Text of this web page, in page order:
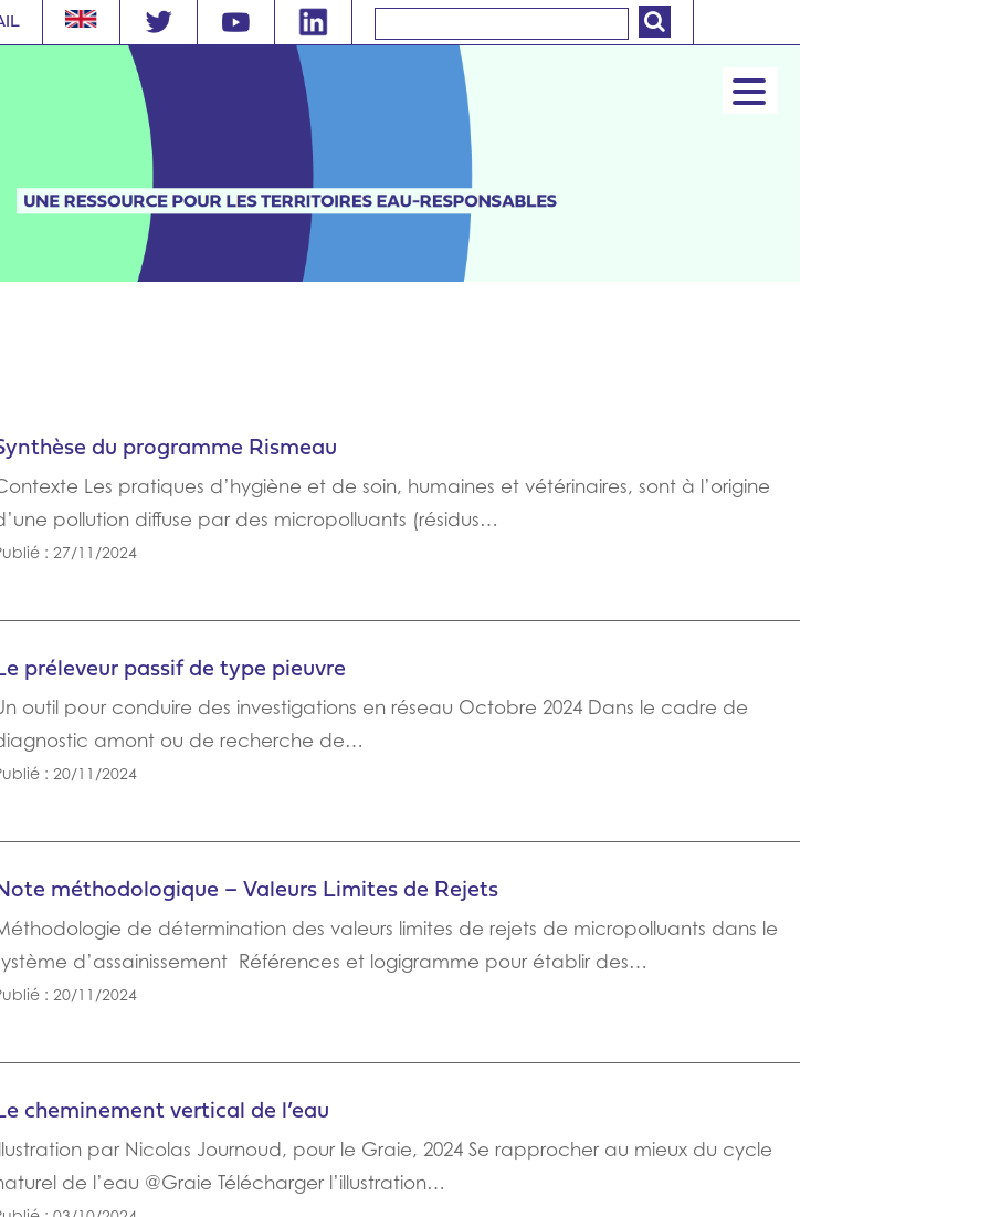
du programme Rismeau
Les pratiques d’hygiène et de soin, humaines et vétérinaires, sont à l’origine
pollution diffuse par des micropolluants (résidus…
: 27/11/2024
préleveur passif de type pieuvre
outil pour conduire des investigations en réseau Octobre 2024 Dans le cadre de
amont ou de recherche de…
: 20/11/2024
méthodologique – Valeurs Limites de Rejets
de détermination des valeurs limites de rejets de micropolluants dans le
d’assainissement Références et logigramme pour établir des…
: 20/11/2024
cheminement vertical de l’eau
Illustration par Nicolas Journoud, pour le Graie, 2024 Se rapprocher au mieux du cycle
de l’eau @Graie Télécharger l’illustration…